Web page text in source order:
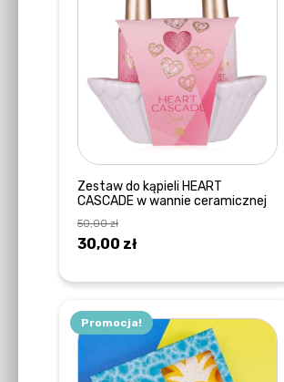
Zestaw do kąpieli HEART
CASCADE w wannie ceramicznej
50,00zł
Pierwotna
wynosiła:
50,00 zł.
30,00 złAktualna
wynosi:
30,00 zł.
Promocja!